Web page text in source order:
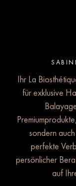
Ihr La
für exklusive
sondern
perfekte
persönlicher
auf